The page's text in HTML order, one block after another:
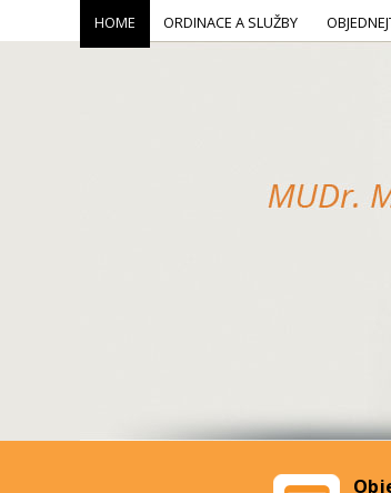
HOME ORDINACE A SLUŽBY